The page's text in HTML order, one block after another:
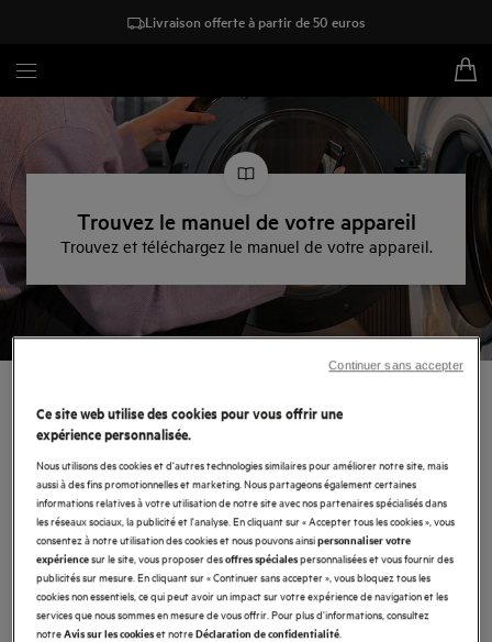
Livraison offerte à partir de 50 euros
Trouvez le manuel de votre appareil
Trouvez et téléchargez le manuel de votre appareil.
Trouvez le manuel de votre
appareil AEG
Dénichez le mode d'emploi de votre appareil AEG. Dans
notreboutique en ligne, vous pouvez également
rechercher des pièces et accessoires pour votre appareil.
Cliquez icipour le livre de recettes pour les programmes
automatiques de votre four.
Ce site web utilise des cookies pour vous offrir une
expérience personnalisée.
Nous utilisons des cookies et d'autres technologies similaires pour améliorer notre site, mais
aussi à des fins promotionnelles et marketing. Nous partageons également certaines
informations relatives à votre utilisation de notre site avec nos partenaires spécialisés dans
les réseaux sociaux, la publicité et l'analyse. En cliquant sur « Accepter tous les cookies », vous
consentez à notre utilisation des cookies et nous pouvons ainsipersonnaliser votre
expériencesur le site, vous proposer desoffres spécialespersonnalisées et vous fournir des
publicités sur mesure. En cliquant sur « Continuer sans accepter », vous bloquez tous les
cookies non essentiels, ce qui peut avoir un impact sur votre expérience de navigation et les
services que nous sommes en mesure de vous offrir. Pour plus d'informations, consultez
notreAvis sur les cookieset notreDéclaration de confidentialité
Continuer sans accepter